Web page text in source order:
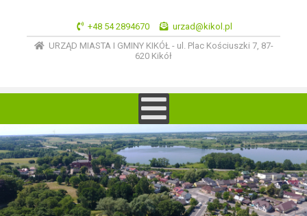
+48 54 2894670
urzad@kikol.pl
URZĄD MIASTA I GMINY KIKÓŁ - ul. Plac Kościuszki 7, 87-
620 Kikół